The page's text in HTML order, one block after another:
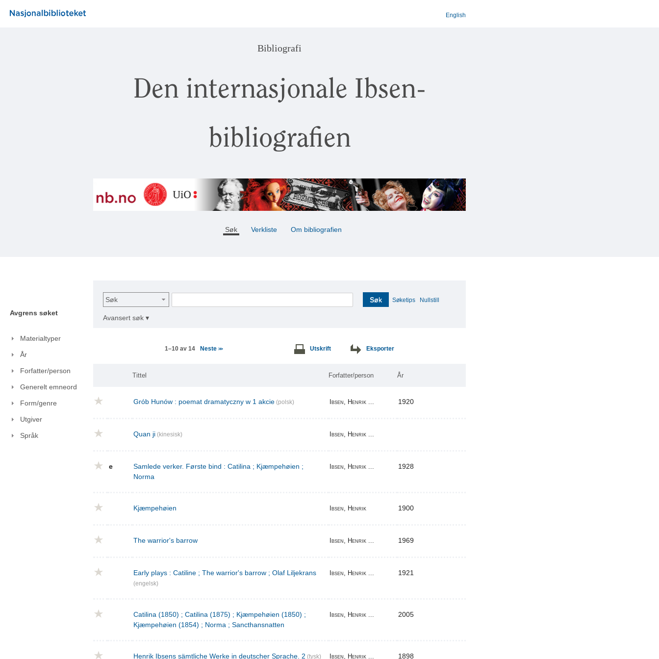
English
Bibliografi
Den internasjonale Ibsen-
bibliografien
Søk Verkliste Om bibliografien
Avgrens søket
Materialtyper
År
Forfatter/person
Generelt emneord
Form/genre
Utgiver
Språk
Søk Søk Søketips Nullstill
Avansert søk ▾
1–10 av 14 Neste>> Utskrift Eksporter
Tittel Forfatter/person År
Grób Hunów : poemat dramatyczny w 1 akcie (polsk) Ibsen, Henrik ... 1920
Quan ji (kinesisk) Ibsen, Henrik ...
e
Samlede verker. Første bind : Catilina ; Kjæmpehøien ;
Norma
Ibsen, Henrik ... 1928
Kjæmpehøien Ibsen, Henrik 1900
The warrior's barrow Ibsen, Henrik ... 1969
Early plays : Catiline ; The warrior's barrow ; Olaf Liljekrans
(engelsk)
Ibsen, Henrik ... 1921
Catilina (1850) ; Catilina (1875) ; Kjæmpehøien (1850) ;
Kjæmpehøien (1854) ; Norma ; Sancthansnatten
Ibsen, Henrik ... 2005
Henrik Ibsens sämtliche Werke in deutscher Sprache. 2 (tysk) Ibsen, Henrik ... 1898